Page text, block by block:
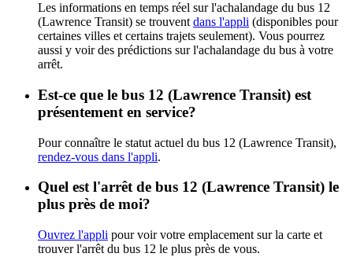
Les informations en temps réel sur l'achalandage du bus 12
(Lawrence Transit) se trouvent dans l'appli (disponibles pour
certaines villes et certains trajets seulement). Vous pourrez
aussi y voir des prédictions sur l'achalandage du bus à votre
arrêt.
Est-ce que le bus 12 (Lawrence Transit) est
présentement en service?
Pour connaître le statut actuel du bus 12 (Lawrence Transit),
rendez-vous dans l'appli.
Quel est l'arrêt de bus 12 (Lawrence Transit) le
plus près de moi?
Ouvrez l'appli pour voir votre emplacement sur la carte et
trouver l'arrêt du bus 12 le plus près de vous.